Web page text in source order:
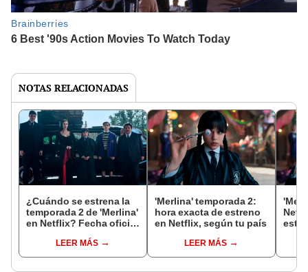
NOTAS RELACIONADAS
¿Cuándo se estrena la
temporada 2 de 'Merlina'
en Netflix? Fecha oficial
LEER MÁS
'Merlina' temporada 2:
hora exacta de estreno
en Netflix, según tu país
LEER MÁS